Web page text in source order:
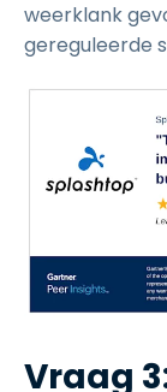
weerklank
gereguleerde
Vraag